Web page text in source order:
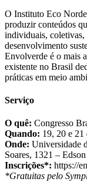
O Instituto Eco
produzir conteúdos
individuais, coletivas,
desenvolvimento
Envolverde é o mais
existente no Brasil
práticas em meio
Serviço
O quê: Congresso
Quando: 19, 20 e 21
Onde: Universidade
Soares, 1321 –
Inscrições*: https://
*Gratuitas pelo